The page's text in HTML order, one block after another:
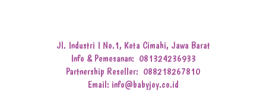
Jl. Industri I No.1, Kota Cimahi, Jawa Barat
Info & Pemesanan: 081324236933
Partnership Reseller: 088218267810
Email: info@babyjoy.co.id